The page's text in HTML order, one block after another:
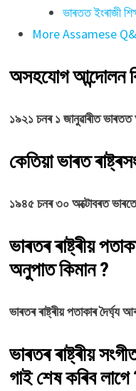
ভাৰতত ইংৰাজী
More Assamese
অসহযোগ আন্দোলন
১৯২১ চনৰ ১ জানুৱাৰীত
কেতিয়া ভাৰত
১৯৪৫ চনৰ ৩০ অক্টোবৰত
ভাৰতৰ ৰাষ্ট্ৰীয়
অনুপাত কিমান ?
ভাৰতৰ ৰাষ্ট্ৰীয় পতাকাৰ
ভাৰতৰ ৰাষ্ট্ৰীয়
গাই শেষ কৰিব লাগে